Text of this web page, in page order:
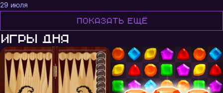
29 июля
Показать ещё
Игры дня